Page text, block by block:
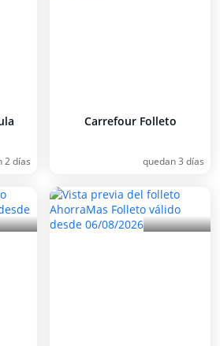
2 días
Carrefour Folleto
quedan 3 días